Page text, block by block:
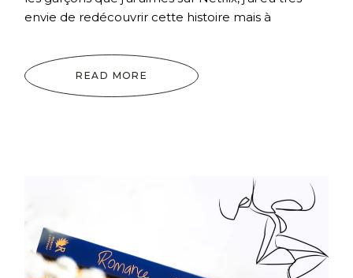
envie de redécouvrir cette histoire mais à
READ MORE